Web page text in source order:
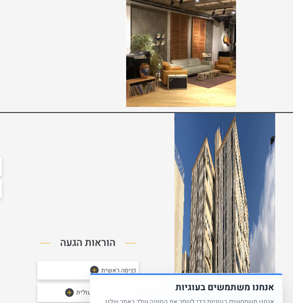
הוראות הגעה
כניסה ראשית
כניסה אחורית תפעולית אנחנו משתמשים בעוגיות